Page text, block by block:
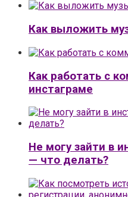
Как выложить
Как работать с
инстаграме
Не могу зайти в
— что делать?